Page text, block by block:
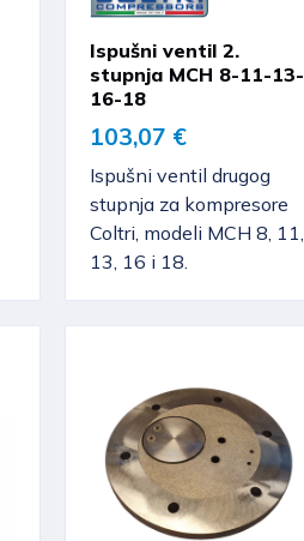
Ispušni ventil 2.
stupnja MCH 8-11-13-
16-18
103,07 €
Ispušni ventil drugog
stupnja za kompresore
Coltri, modeli MCH 8, 11,
13, 16 i 18.